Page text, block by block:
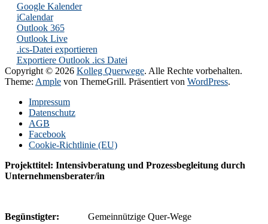
Google Kalender
iCalendar
Outlook 365
Outlook Live
.ics-Datei exportieren
Exportiere Outlook .ics Datei
Copyright © 2026 Kolleg Querwege. Alle Rechte vorbehalten.
Theme: Ample von ThemeGrill. Präsentiert von WordPress.
Impressum
Datenschutz
AGB
Facebook
Cookie-Richtlinie (EU)
Projekttitel: Intensivberatung und Prozessbegleitung durch
Unternehmensberater/in
Begünstigter: Gemeinnützige Quer-Wege